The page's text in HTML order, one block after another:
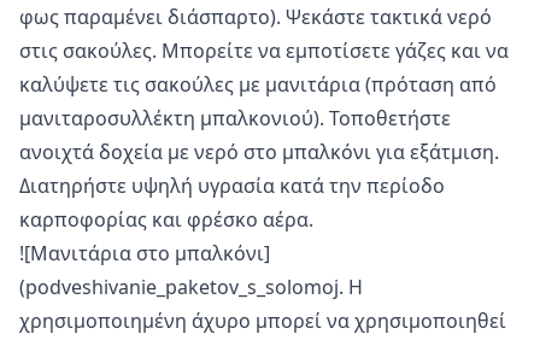
φως παραμένει διάσπαρτο). Ψεκάστε τακτικά νερό
στις σακούλες. Μπορείτε να εμποτίσετε γάζες και να
καλύψετε τις σακούλες με μανιτάρια (πρόταση από
μανιταροσυλλέκτη μπαλκονιού). Τοποθετήστε
ανοιχτά δοχεία με νερό στο μπαλκόνι για εξάτμιση.
Διατηρήστε υψηλή υγρασία κατά την περίοδο
καρποφορίας και φρέσκο αέρα.
![Μανιτάρια στο μπαλκόνι]
(podveshivanie_paketov_s_solomoj. Η
χρησιμοποιημένη άχυρο μπορεί να χρησιμοποιηθεί